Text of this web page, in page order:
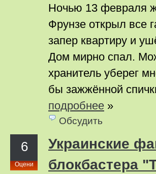
Ночью 13 февраля
Фрунзе открыл все
запер квартиру и
Дом мирно спал.
хранитель уберег
бы зажжённой
подробнее »
Обсудить
6
Оцени
Украинские
блокбастера